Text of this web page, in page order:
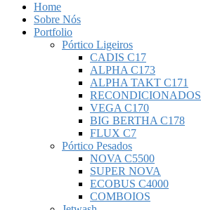
Home
Sobre Nós
Portfolio
Pórtico Ligeiros
CADIS C17
ALPHA C173
ALPHA TAKT C171
RECONDICIONADOS
VEGA C170
BIG BERTHA C178
FLUX C7
Pórtico Pesados
NOVA C5500
SUPER NOVA
ECOBUS C4000
COMBOIOS